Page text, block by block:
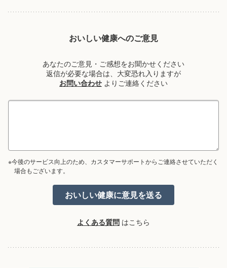
おいしい健康へのご意見
あなたのご意見・ご感想をお聞かせください
返信が必要な場合は、大変恐れ入りますが
お問い合わせ よりご連絡ください
※今後のサービス向上のため、カスタマーサポートからご連絡させていただく
場合もございます。
よくある質問 はこちら